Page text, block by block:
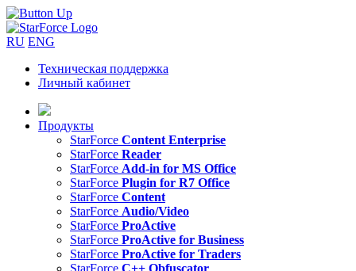
RU ENG
Техническая поддержка
Личный кабинет
Продукты
StarForce Content Enterprise
StarForce Reader
StarForce Add-in for MS Office
StarForce Plugin for R7 Office
StarForce Content
StarForce Audio/Video
StarForce ProActive
StarForce ProActive for Business
StarForce ProActive for Traders
StarForce C++ Obfuscator